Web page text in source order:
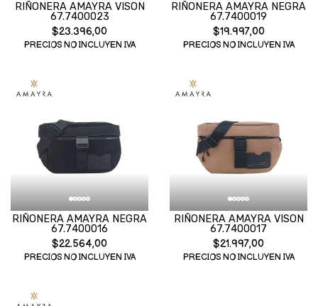
RIÑONERA AMAYRA VISON
67.7400023
$23.396,00
PRECIOS NO INCLUYEN IVA
RIÑONERA AMAYRA NEGRA
67.7400019
$19.997,00
PRECIOS NO INCLUYEN IVA
RIÑONERA AMAYRA NEGRA
67.7400016
$22.564,00
PRECIOS NO INCLUYEN IVA
RIÑONERA AMAYRA VISON
67.7400017
$21.997,00
PRECIOS NO INCLUYEN IVA